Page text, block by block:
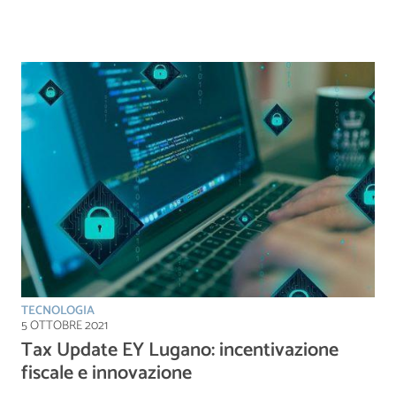
TECNOLOGIA
5 OTTOBRE 2021
Tax Update EY Lugano: incentivazione
fiscale e innovazione